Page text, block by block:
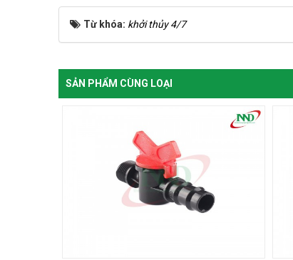
Từ khóa: khởi thủy 4/7
SẢN PHẨM CÙNG LOẠI